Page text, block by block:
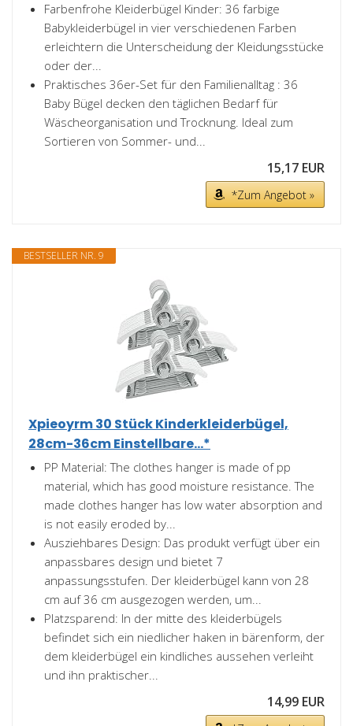
Farbenfrohe Kleiderbügel Kinder: 36 farbige
Babykleiderbügel in vier verschiedenen Farben
erleichtern die Unterscheidung der Kleidungsstücke
oder der...
Praktisches 36er-Set für den Familienalltag : 36
Baby Bügel decken den täglichen Bedarf für
Wäscheorganisation und Trocknung. Ideal zum
Sortieren von Sommer- und...
15,17 EUR
*Zum Angebot »
BESTSELLER NR. 9
Xpieoyrm 30 Stück Kinderkleiderbügel,
28cm-36cm Einstellbare...*
PP Material: The clothes hanger is made of pp
material, which has good moisture resistance. The
made clothes hanger has low water absorption and
is not easily eroded by...
Ausziehbares Design: Das produkt verfügt über ein
anpassbares design und bietet 7
anpassungsstufen. Der kleiderbügel kann von 28
cm auf 36 cm ausgezogen werden, um...
Platzsparend: In der mitte des kleiderbügels
befindet sich ein niedlicher haken in bärenform, der
dem kleiderbügel ein kindliches aussehen verleiht
und ihn praktischer...
14,99 EUR